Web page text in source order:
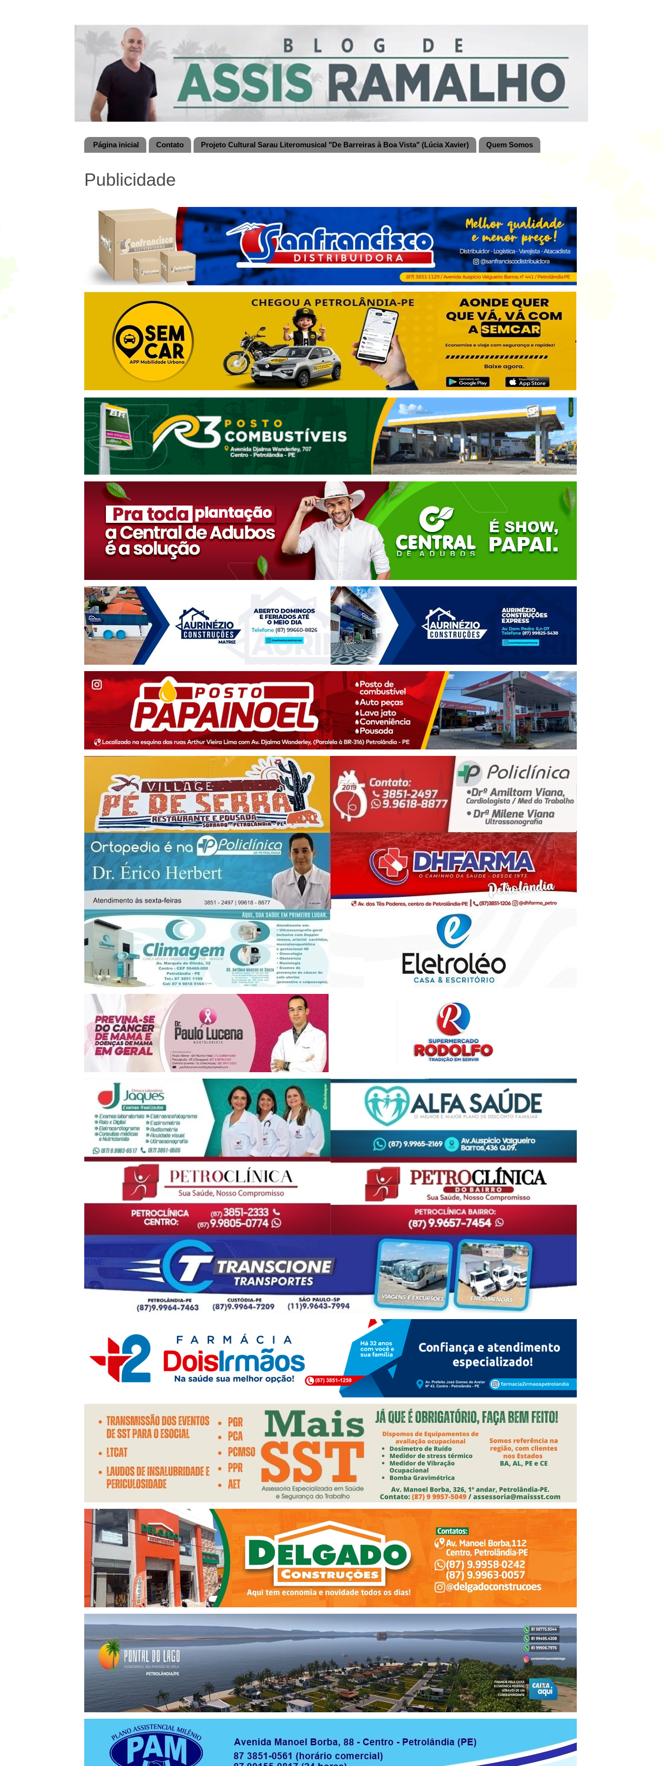
Página inicial Contato Projeto Cultural Sarau Literomusical "De Barreiras à Boa Vista" (Lúcia Xavier) Quem Somos
Publicidade